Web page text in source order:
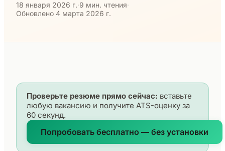
18 января 2026 г.·9 мин. чтения·
Обновлено 4 марта 2026 г.
Проверьте резюме прямо сейчас: вставьте
любую вакансию и получите ATS-оценку за
60 секунд.
Попробовать бесплатно — без установки